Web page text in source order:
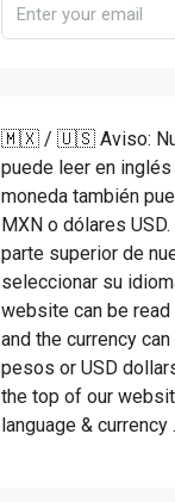
🇲🇽 / 🇺🇸 Aviso:
puede leer en
moneda también
MXN o dólares
parte superior de
seleccionar su
website can be read
and the currency
pesos or USD
the top of our
language & currency .